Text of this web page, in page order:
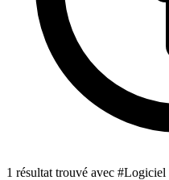
1 résultat trouvé avec #Logiciel